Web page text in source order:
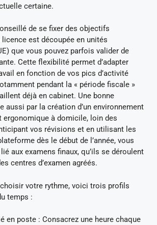
certaine.
de se fixer des objectifs
est découpée en unités
que vous pouvez parfois valider de
Cette flexibilité permet d’adapter
en fonction de vos pics d’activité
pendant la « période fiscale »
déjà en cabinet. Une bonne
aussi par la création d’un environnement
ergonomique à domicile, loin des
vos révisions et en utilisant les
dès le début de l’année, vous
aux examens finaux, qu’ils se déroulent
centres d’examen agréés.
votre rythme, voici trois profils
temps :
en poste : Consacrez une heure chaque